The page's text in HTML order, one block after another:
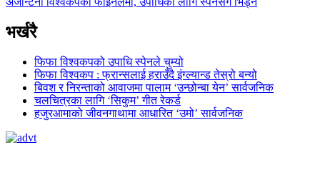
भर्खरै
फिफा विश्वकपको उपाधि स्पेनले चुम्यो
फिफा विश्वकप : फ्रान्सलाई हराउँदै इंग्ल्यान्ड तेस्रो बन्यो
बिवश र निरन्ताको आवाजमा पालाम ‘उन्छोन्बा येन’ सार्वजनिक
चलचित्रका लागि ‘सिकुम’ गीत रेकर्ड
हजुरआमाको जीवनगाथामा आधारित ‘उमो’ सार्वजनिक